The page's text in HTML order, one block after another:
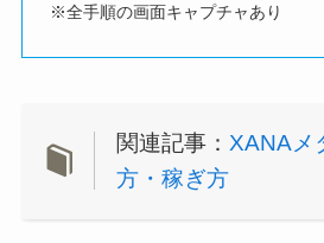
※全手順の画面キャプチャあり
関連記事： XANAメ
方・稼ぎ方